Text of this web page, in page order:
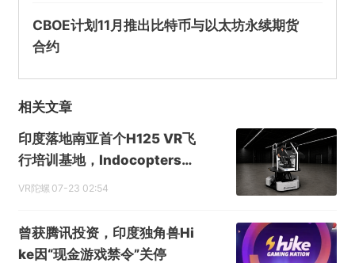
CBOE计划11月推出比特币与以太坊永续期货
合约
相关文章
印度落地南亚首个H125 VR飞
行培训基地，Indocopters引
入Loft Dynamics全动模拟器
VR陀螺 07-23 02:54
曾获腾讯投资，印度独角兽Hi
ke因“现金游戏禁令”关停